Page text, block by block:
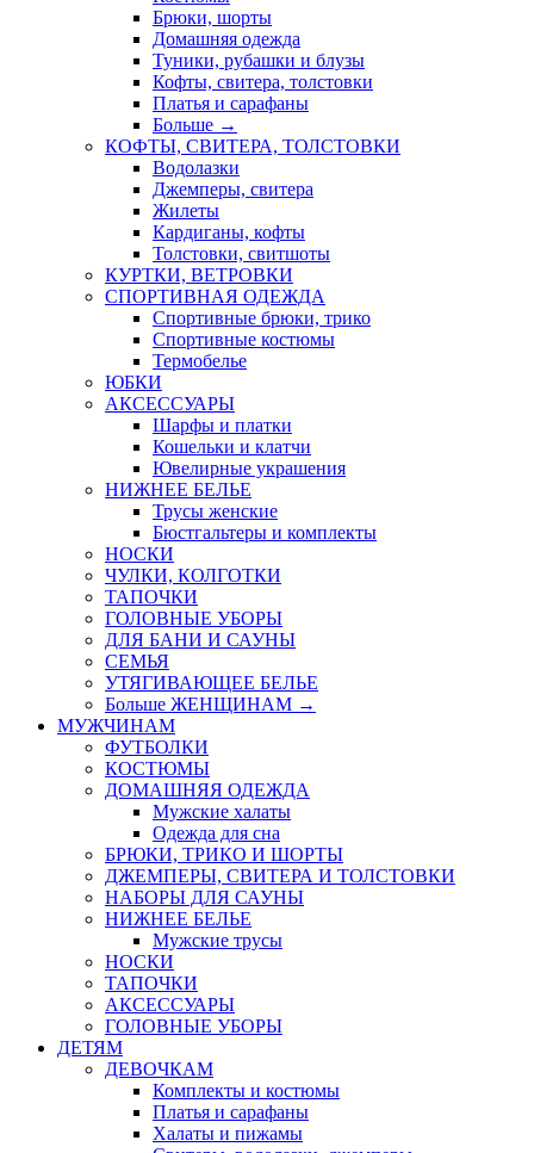
Брюки, шорты
Домашняя одежда
Туники, рубашки и блузы
Кофты, свитера, толстовки
Платья и сарафаны
Больше →
КОФТЫ, СВИТЕРА, ТОЛСТОВКИ
Водолазки
Джемперы, свитера
Жилеты
Кардиганы, кофты
Толстовки, свитшоты
КУРТКИ, ВЕТРОВКИ
СПОРТИВНАЯ ОДЕЖДА
Спортивные брюки, трико
Спортивные костюмы
Термобелье
ЮБКИ
AКСЕССУАРЫ
Шарфы и платки
Кошельки и клатчи
Ювелирные украшения
НИЖНЕЕ БЕЛЬЕ
Трусы женские
Бюстгальтеры и комплекты
НОСКИ
ЧУЛКИ, КОЛГОТКИ
ТАПОЧКИ
ГОЛОВНЫЕ УБОРЫ
ДЛЯ БАНИ И САУНЫ
СЕМЬЯ
УТЯГИВАЮЩЕЕ БЕЛЬЕ
Больше ЖЕНЩИНАМ →
МУЖЧИНАМ
ФУТБОЛКИ
КОСТЮМЫ
ДОМАШНЯЯ ОДЕЖДА
Мужские халаты
Одежда для сна
БРЮКИ, ТРИКО И ШОРТЫ
ДЖЕМПЕРЫ, СВИТЕРА И ТОЛСТОВКИ
НАБОРЫ ДЛЯ САУНЫ
НИЖНЕЕ БЕЛЬЕ
Мужские трусы
НОСКИ
ТАПОЧКИ
АКСЕССУАРЫ
ГОЛОВНЫЕ УБОРЫ
ДЕТЯМ
ДЕВОЧКАМ
Комплекты и костюмы
Платья и сарафаны
Халаты и пижамы